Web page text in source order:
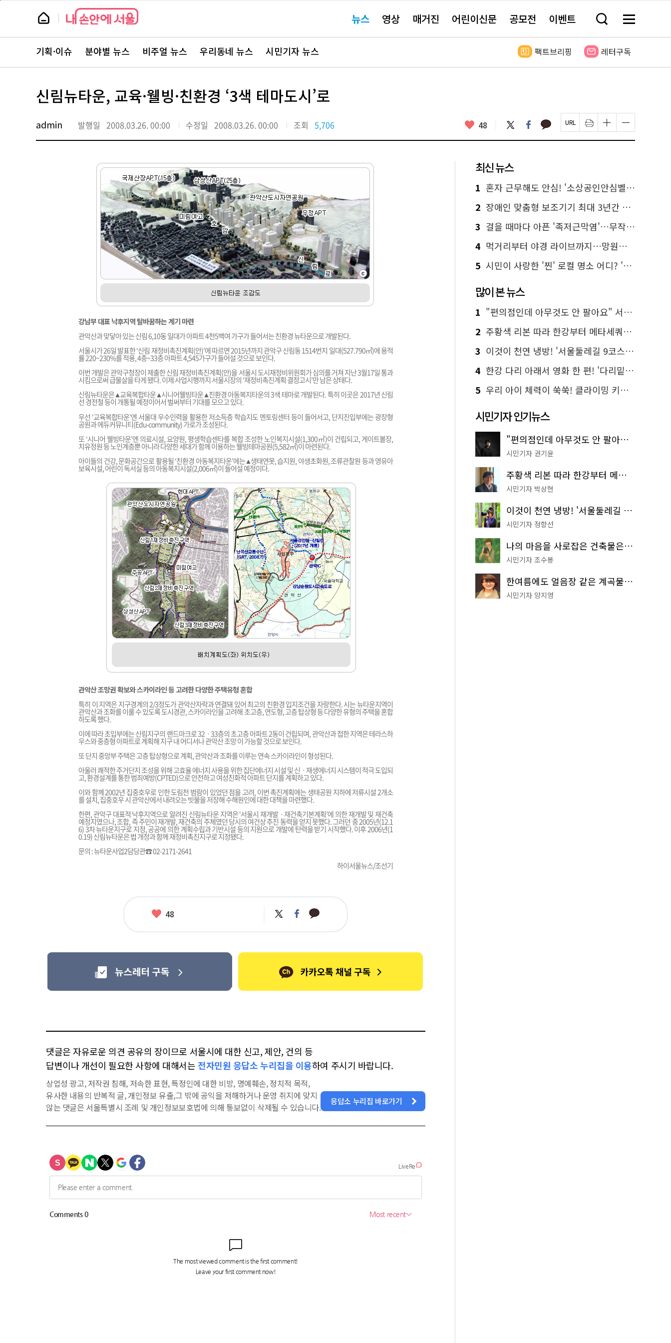
본
뉴
스 요뉴스 영상 매거진 어린이신문 공모전 이벤트 검
창
기
메
전
보
뉴
스
주
서
바
로
기획·이슈 분야별 뉴스 비주얼 뉴스 우리동네 뉴스 시민기자 뉴스 팩트브리핑 레터구독
신림뉴타운, 교육·웰빙·친환경 ‘3색 테마도시’로
admin 발행일 2008.03.26. 00:00 수정일 2008.03.26. 00:00 조회 5,706 좋
요
48 트
위
터
페
이
스
카
카 페
이
지
인
쇄
하
글
자
크
하
기
글
자
크
하
기
강남부 대표 낙후지역 탈바꿈하는 계기 마련
관악산과 맞닿아 있는 신림 6,10동 일대가 아파트 4천5백여 가구가 들어서는 친환경 뉴타운으로 개발된다.
서울시가 26일 발표한 ‘신림 재정비촉진계획(안)’에 따르면 2015년까지 관악구 신림동 1514번지 일대(527.790㎡)에 용적
률 220~230%를 적용, 4층~33층 아파트 4,545가구가 들어설 것으로 보인다.
이번 개발은 관악구청장이 제출한 신림 재정비촉진계획(안)을 서울시 도시재정비위원회가 심의를 거쳐 지난 3월17일 통과
시킴으로써 급물살을 타게 됐다. 이제 사업시행까지 서울시장의 ‘재정비촉진계획 결정고시’만 남은 상태다.
신림뉴타운은▲교육복합타운▲시니어웰빙타운▲친환경 아동복지타운의 3색 테마로 개발된다. 특히 이곳은 2017년 신림
선 경전철 등이 개통될 예정이어서 벌써부터 기대를 모으고 있다.
우선 ‘교육복합타운’엔 서울대 우수인력을 활용한 저소득층 학습지도 멘토링센터 등이 들어서고, 단지진입부에는 광장형
공원과 에듀커뮤니티(Edu-community) 가로가 조성된다.
또 ‘시니어 웰빙타운’엔 의료시설, 요양원, 평생학습센타를 복합 조성한 노인복지시설(1,300㎡)이 건립되고, 게이트볼장,
치유정원 등 노인계층뿐 아니라 다양한 세대가 함께 이용하는 웰빙테마공원(5,582㎡)이 마련된다.
아이들의 건강, 문화공간으로 활용될 ‘친환경 아동복지타운’에는▲생태연못, 습지원, 야생초화원, 조류관찰원 등과 영유아
보육시설, 어린이 독서실 등의 아동복지시설(2,006㎡)이 들어설 예정이다.
관악산 조망권 확보와 스카이라인 등 고려한 다양한 주택유형 혼합
특히 이 지역은 지구경계의 2/3정도가 관악산자락과 연결돼 있어 최고의 친환경 입지조건을 자랑한다. 시는 뉴타운지역이
관악산과 조화를 이룰 수 있도록 도시경관, 스카이라인을 고려해 초고층, 연도형, 고층 탑상형 등 다양한 유형의 주택을 혼합
하도록 했다.
이에 따라 초입부에는 신림지구의 랜드마크로 32ㆍ33층의 초고층 아파트 2동이 건립되며, 관악산과 접한 지역은 테라스하
우스와 중층형 아파트로 계획해 지구 내 어디서나 관악산 조망 이 가능할 것으로 보인다.
또 단지 중앙부 주택은 고층 탑상형으로 계획, 관악산과 조화를 이루는 연속 스카이라인이 형성된다.
아울러 쾌적한 주거단지 조성을 위해 고효율 에너지 사용을 위한 집단에너지 시설 및 신ㆍ재생에너지 시스템이 적극 도입되
고, 환경설계를 통한 범죄예방(CPTED)으로 안전하고 여성친화적 아파트 단지를 계획하고 있다.
이와 함께 2002년 집중호우로 인한 도림천 범람이 있었던 점을 고려, 이번 촉진계획에는 생태공원 지하에 저류시설 2개소
를 설치, 집중호우 시 관악산에서 내려오는 빗물을 저장해 수해원인에 대한 대책을 마련했다.
한편, 관악구 대표적 낙후지역으로 알려진 신림뉴타운 지역은 ‘서울시 재개발ㆍ재건축기본계획’에 의한 재개발 및 재건축
예정지였으나, 조합, 즉 주민이 재개발, 재건축의 주체였던 당시의 여건상 추진 동력을 얻지 못했다. 그러던 중 2005년(12.1
6) 3차 뉴타운지구로 지정, 공공에 의한 계획수립과 기반시설 등의 지원으로 개발에 탄력을 받기 시작했다. 이후 2006년(1
0.19) 신림뉴타운은 법 개정과 함께 재정비촉진지구로 지정됐다.
문의 : 뉴타운사업2담당관☎ 02-2171-2641
하이서울뉴스/조선기
좋
48 트
위
페
이
카
카
댓글은 자유로운 의견 공유의 장이므로 서울시에 대한 신고, 제안, 건의 등
답변이나 개선이 필요한 사항에 대해서는 전자민원 응답소 누리집을 이용하여 주시기 바랍니다.
상업성 광고, 저작권 침해, 저속한 표현, 특정인에 대한 비방, 명예훼손, 정치적 목적,
유사한 내용의 반복적 글, 개인정보 유출,그 밖에 공익을 저해하거나 운영 취지에 맞지
않는 댓글은 서울특별시 조례 및 개인정보보호법에 의해 통보없이 삭제될 수 있습니다.
응답소 누리집 바로가기
최신 뉴스
1 혼자 근무해도 안심! '소상공인안심벨' 신청하세요
2 장애인 맞춤형 보조기기 최대 3년간 무상 대여…삶의 질 높인다
3 걸을 때마다 아픈 '족저근막염'…무작정 참지 말고 '이것' 해보세요!
4 먹거리부터 야경 라이브까지…망원한강공원 알짜 코스
5 시민이 사랑한 '찐' 로컬 명소 어디? '서울에디션25' 추천 코스
많이 본 뉴스
1 "편의점인데 아무것도 안 팔아요" 서울에서 가장 특별한 편의점의 정체
2 주황색 리본 따라 한강부터 메타세쿼이아 숲길까지…서울둘레길 15코스
3 이것이 천연 냉방! '서울둘레길 9코스'로 숲속 피서 떠나볼까
4 한강 다리 아래서 영화 한 편! '다리밑 영화관' 무료 상영
5 우리 아이 체력이 쑥쑥! 클라이밍 키즈카페·어린이 체력장
시민기자 인기뉴스
"편의점인데 아무것도 안 팔아요" 서울에서 가장 특별한 편의점의 정체
시민기자 권기윤
주황색 리본 따라 한강부터 메타세쿼이아 숲길까지…서울둘레길 15코스
시민기자 박상현
이것이 천연 냉방! '서울둘레길 9코스'로 숲속 피서 떠나볼까
시민기자 정향선
나의 마음을 사로잡은 건축물은? '서울시 건축상' 수상작 공개!
시민기자 조수봉
한여름에도 얼음장 같은 계곡물! 서울 '진관사 계곡'이 천국이네~
시민기자 양지영
페